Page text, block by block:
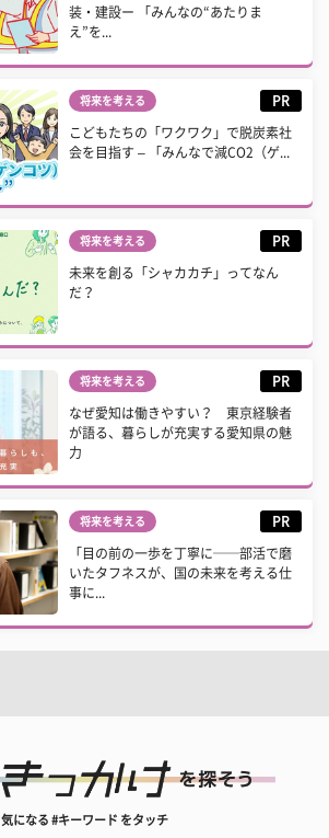
装・建設ー 「みんなの“あたりま
え”を...
将来を考える PR
こどもたちの「ワクワク」で脱炭素社
会を目指す – 「みんなで減CO2（ゲ...
将来を考える PR
未来を創る「シャカカチ」ってなん
だ？
将来を考える PR
なぜ愛知は働きやすい？ 東京経験者
が語る、暮らしが充実する愛知県の魅
力
将来を考える PR
「目の前の一歩を丁寧に──部活で磨
いたタフネスが、国の未来を考える仕
事に...
気になる #キーワード をタッチ